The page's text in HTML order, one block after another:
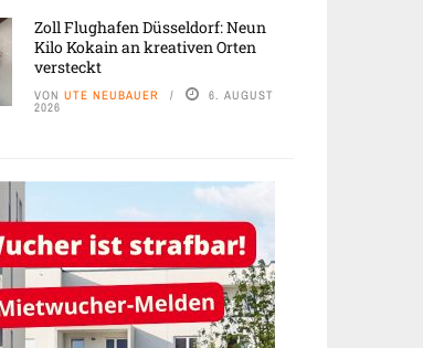
Zoll Flughafen Düsseldorf: Neun
Kilo Kokain an kreativen Orten
versteckt
VON UTE NEUBAUER 6. AUGUST
2026